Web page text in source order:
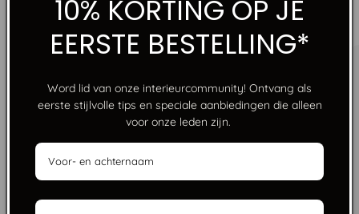
“CREATING HOMES THAT FEEL WARMER THAN A
RESTAURANT, MORE PRODUCTIVE THAN AN OFFICE,
GRATIS VERZENDING VANAF €250
10% KORTING OP JE
EERSTE BESTELLING*
Word lid van onze interieurcommunity! Ontvang als
eerste stijlvolle tips en speciale aanbiedingen die alleen
voor onze leden zijn.